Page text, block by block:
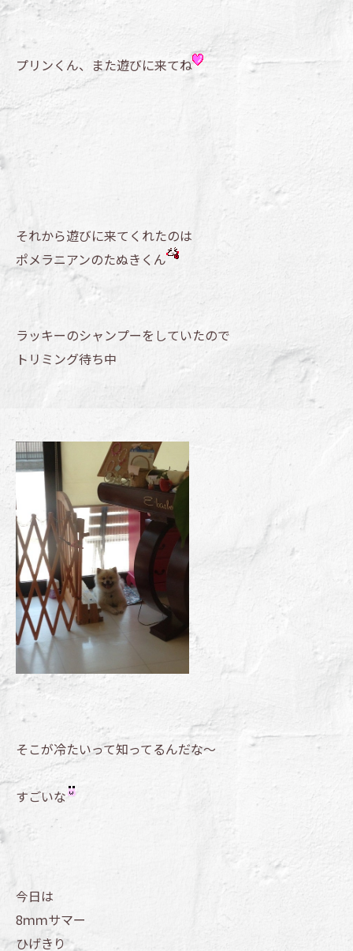
プリンくん、また遊びに来てね
それから遊びに来てくれたのは
ポメラニアンのたぬきくん
ラッキーのシャンプーをしていたので
トリミング待ち中
そこが冷たいって知ってるんだな～
すごいな
今日は
8ｍｍサマー
ひげきり